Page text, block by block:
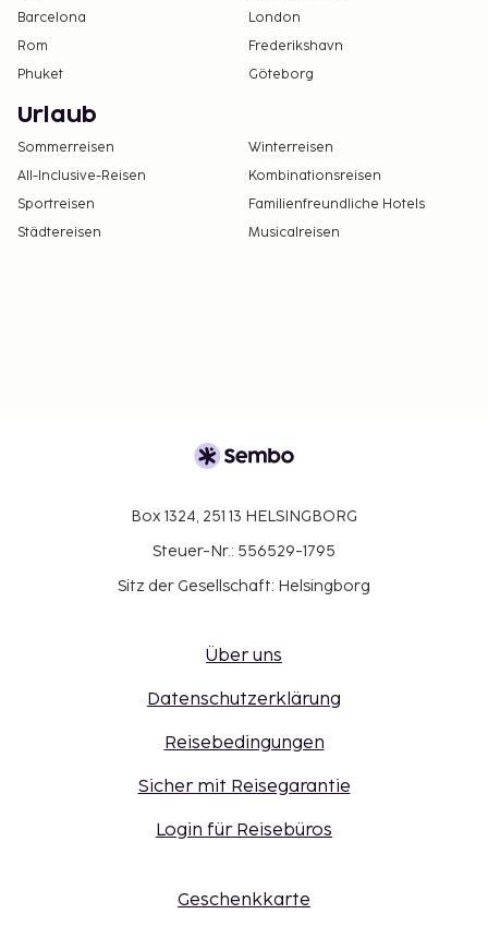
Barcelona
London
Rom
Frederikshavn
Phuket
Göteborg
Urlaub
Sommerreisen
Winterreisen
All-Inclusive-Reisen
Kombinationsreisen
Sportreisen
Familienfreundliche Hotels
Städtereisen
Musicalreisen
Box 1324, 251 13 HELSINGBORG
Steuer-Nr.: 556529-1795
Sitz der Gesellschaft: Helsingborg
Über uns
Datenschutzerklärung
Reisebedingungen
Sicher mit Reisegarantie
Login für Reisebüros
Geschenkkarte